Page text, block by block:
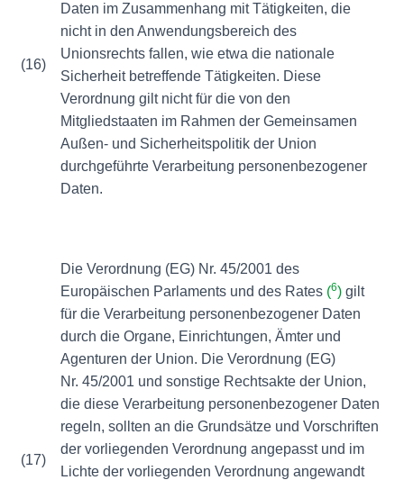
(16)
Daten im Zusammenhang mit Tätigkeiten, die
nicht in den Anwendungsbereich des
Unionsrechts fallen, wie etwa die nationale
Sicherheit betreffende Tätigkeiten. Diese
Verordnung gilt nicht für die von den
Mitgliedstaaten im Rahmen der Gemeinsamen
Außen- und Sicherheitspolitik der Union
durchgeführte Verarbeitung personenbezogener
Daten.
(17)
Die Verordnung (EG) Nr. 45/2001 des
Europäischen Parlaments und des Rates (6) gilt
für die Verarbeitung personenbezogener Daten
durch die Organe, Einrichtungen, Ämter und
Agenturen der Union. Die Verordnung (EG)
Nr. 45/2001 und sonstige Rechtsakte der Union,
die diese Verarbeitung personenbezogener Daten
regeln, sollten an die Grundsätze und Vorschriften
der vorliegenden Verordnung angepasst und im
Lichte der vorliegenden Verordnung angewandt